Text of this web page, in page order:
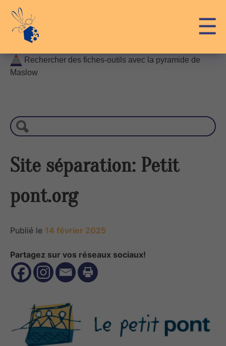
content
☰
Rechercher des fiches-outils avec la pyramide de
Maslow
c
h
r
c
e
Site séparation: Petit
pont.org
Publié le 14 février 2025
Partagez sur vos réseaux sociaux!